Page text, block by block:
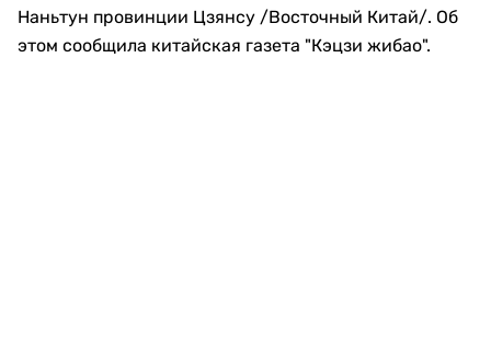
Наньтун провинции Цзянсу /Восточный Китай/. Об
этом сообщила китайская газета "Кэцзи жибао".